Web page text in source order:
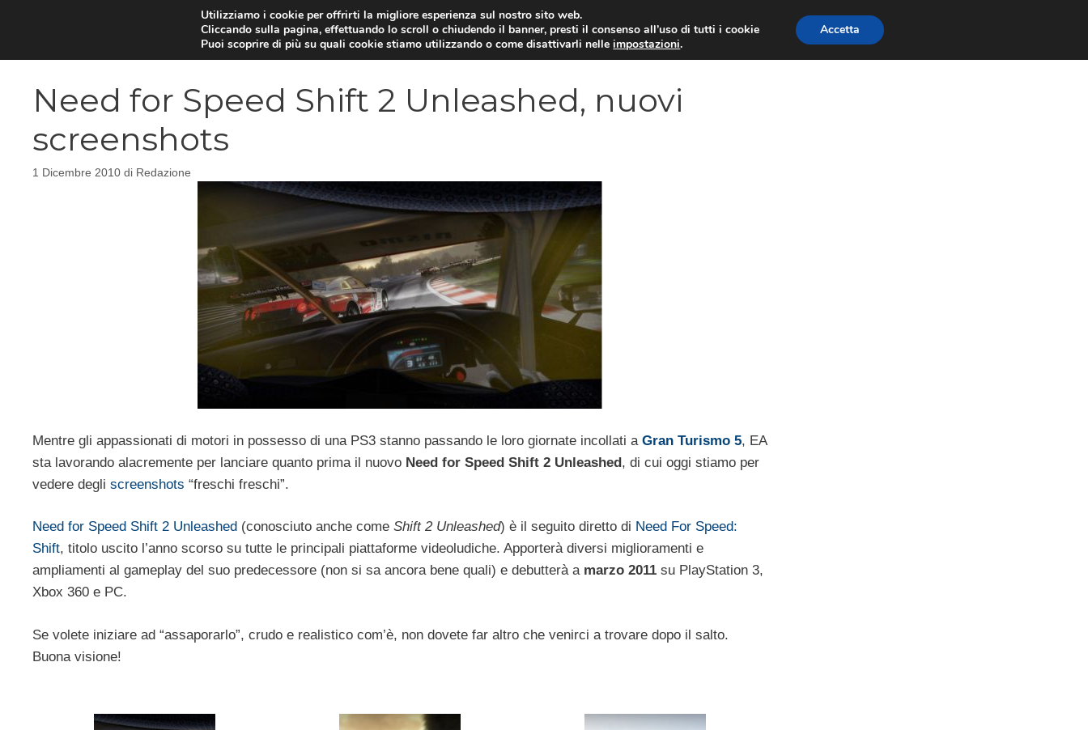
VIDEOGIOCHI NEWS RECENSIONI TRAILER GIOCHI
Need for Speed Shift 2 Unleashed, nuovi
screenshots
1 Dicembre 2010 di Redazione
Mentre gli appassionati di motori in possesso di una PS3 stanno passando le loro giornate incollati a Gran Turismo 5, EA
sta lavorando alacremente per lanciare quanto prima il nuovo Need for Speed Shift 2 Unleashed, di cui oggi stiamo per
vedere degli screenshots “freschi freschi”.
Need for Speed Shift 2 Unleashed (conosciuto anche come Shift 2 Unleashed) è il seguito diretto di Need For Speed:
Shift, titolo uscito l’anno scorso su tutte le principali piattaforme videoludiche. Apporterà diversi miglioramenti e
ampliamenti al gameplay del suo predecessore (non si sa ancora bene quali) e debutterà a marzo 2011 su PlayStation 3,
Xbox 360 e PC.
Se volete iniziare ad “assaporarlo”, crudo e realistico com’è, non dovete far altro che venirci a trovare dopo il salto.
Buona visione!
Utilizziamo i cookie per offrirti la migliore esperienza sul nostro sito web.
Cliccando sulla pagina, effettuando lo scroll o chiudendo il banner, presti il consenso all’uso di tutti i cookie
Puoi scoprire di più su quali cookie stiamo utilizzando o come disattivarli nelleimpostazioni.
Accetta